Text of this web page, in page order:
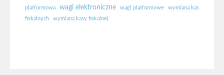
platformowa wagi elektroniczne wagi platformowe
wymiana kas
fiskalnych
wymiana kasy fiskalnej